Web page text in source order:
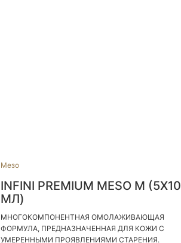
Мезо
INFINI PREMIUM MESO M (5Х10
МЛ)
МНОГОКОМПОНЕНТНАЯ ОМОЛАЖИВАЮЩАЯ
ФОРМУЛА, ПРЕДНАЗНАЧЕННАЯ ДЛЯ КОЖИ С
УМЕРЕННЫМИ ПРОЯВЛЕНИЯМИ СТАРЕНИЯ.